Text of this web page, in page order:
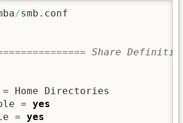
/smb.conf
Share
Home Directories
=
yes
=
yes